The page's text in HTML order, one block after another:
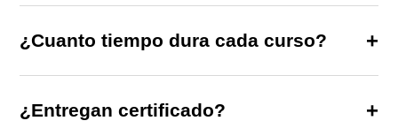
¿Cuanto tiempo dura cada curso?
¿Entregan certificado?